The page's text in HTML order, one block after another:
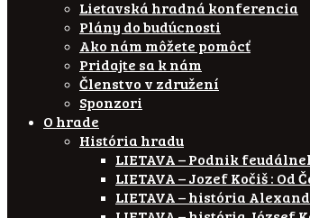
Lietavská hradná konferencia
Plány do budúcnosti
Ako nám môžete pomôcť
Pridajte sa k nám
Členstvo v združení
Sponzori
O hrade
História hradu
LIETAVA – Podnik
LIETAVA – Jozef Kočiš : Od
LIETAVA – história